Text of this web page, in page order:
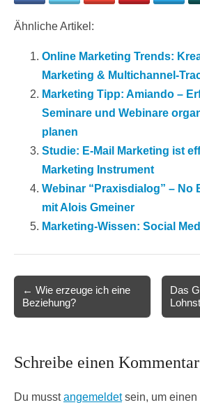
Ähnliche Artikel:
Online Marketing Trends:
Marketing & Multichannel-
Marketing Tipp: Amiando –
Seminare und Webinare
planen
Studie: E-Mail Marketing ist
Marketing Instrument
Webinar “Praxisdialog” – No
mit Alois Gmeiner
Marketing-Wissen: Social
Post
navigation
← Wie erzeuge ich eine
Beziehung?
Das
Schreibe einen Kommentar
Du musstangemeldetsein, um einen